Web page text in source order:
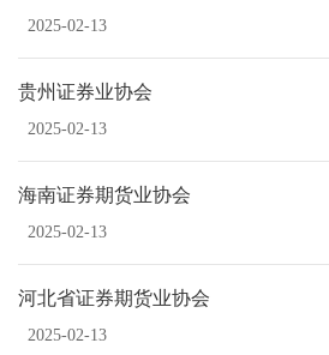
2025-02-13
贵州证券业协会
2025-02-13
海南证券期货业协会
2025-02-13
河北省证券期货业协会
2025-02-13